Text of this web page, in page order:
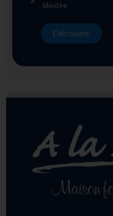
blindée
Découvrir